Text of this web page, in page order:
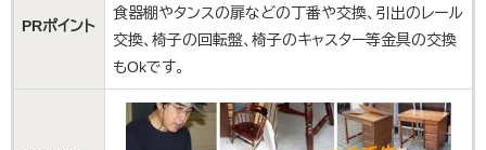
PRポイント
食器棚やタンスの扉などの丁番や交換、引出のレール
交換、椅子の回転盤、椅子のキャスター等金具の交換
もOkです。